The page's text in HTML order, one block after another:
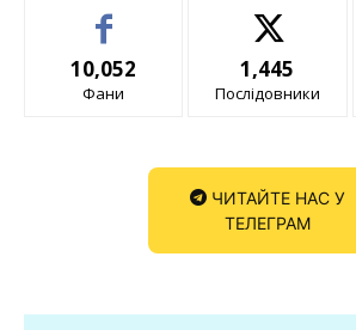
10,052
Фани
1,445
Послідовники
ЧИТАЙТЕ НАС У
ТЕЛЕГРАМ